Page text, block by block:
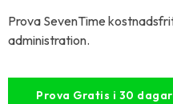
Prova SevenTime
administration.
Prova Gratis i 30 dagar